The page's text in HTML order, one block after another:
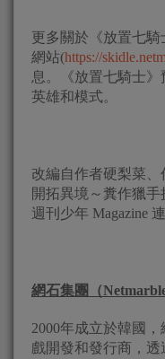
更多關於《放置七
網站(https://
息。《放置七騎士
英雄和模式。
改編自作者硬梨菜、
開拓異境～糞作獵
週刊少年 Magazine 連
網石集團（
2000年成立於韓國
戲開發和發行商，